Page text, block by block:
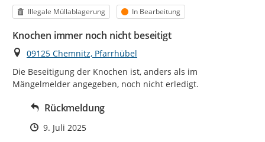
Kategorie
Illegale Müllablagerung Status
In Bearbeitung
Knochen immer noch nicht beseitigt
Ort
09125 Chemnitz, Pfarrhübel
Die Beseitigung der Knochen ist, anders als im
Mängelmelder angegeben, noch nicht erledigt.
Rückmeldung
Zeitpunkt des Erstellens
9. Juli 2025